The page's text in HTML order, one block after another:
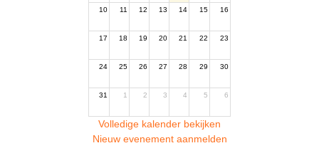
10 11 12 13 14 15 16
17 18 19 20 21 22 23
24 25 26 27 28 29 30
31 1 2 3 4 5 6
Volledige kalender bekijken
Nieuw evenement aanmelden